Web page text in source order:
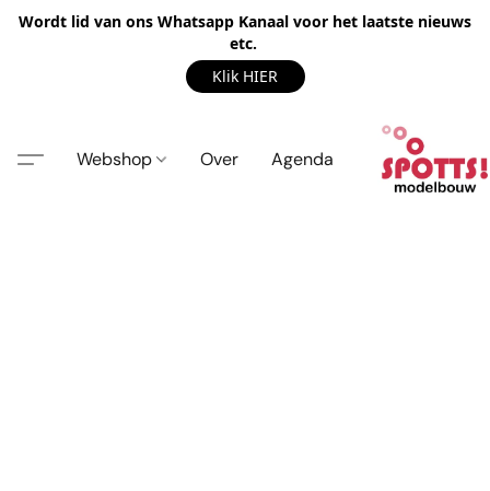
Wordt lid van ons Whatsapp Kanaal voor het laatste nieuws
etc.
Klik HIER
Webshop Over Agenda